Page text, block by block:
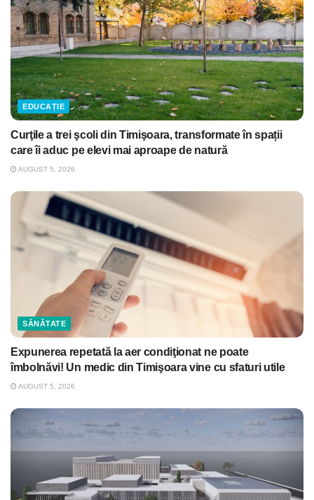
EDUCAȚIE
Curţile a trei şcoli din Timişoara, transformate în spații
care îi aduc pe elevi mai aproape de natură
AUGUST 5, 2026
SĂNĂTATE
Expunerea repetată la aer condiţionat ne poate
îmbolnăvi! Un medic din Timişoara vine cu sfaturi utile
AUGUST 5, 2026